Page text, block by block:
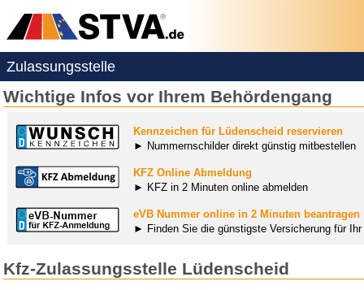
Zulassungsstelle
Wichtige Infos vor Ihrem Behördengang
Kennzeichen für Lüdenscheid reservieren
► Nummernschilder direkt günstig mitbestellen
KFZ Online Abmeldung
► KFZ in 2 Minuten online abmelden
eVB Nummer online in 2 Minuten beantragen
► Finden Sie die günstigste Versicherung für
Kfz-Zulassungsstelle Lüdenscheid